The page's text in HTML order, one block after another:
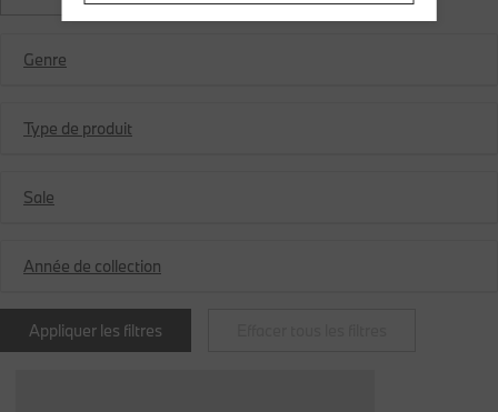
Genre
Type de produit
Sale
Année de collection
Appliquer les filtres